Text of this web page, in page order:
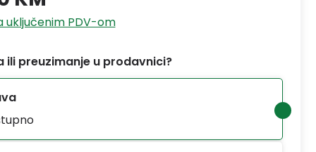
uključenim PDV-om
ili preuzimanje u prodavnici?